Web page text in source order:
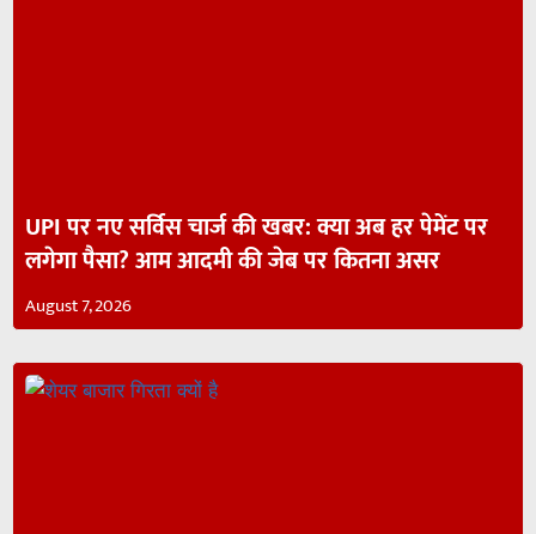
UPI पर नए सर्विस चार्ज की खबर: क्या अब हर पेमेंट पर
लगेगा पैसा? आम आदमी की जेब पर कितना असर
August 7, 2026